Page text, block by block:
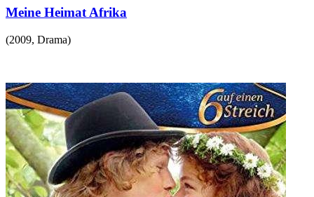
Meine Heimat Afrika
(2009, Drama)